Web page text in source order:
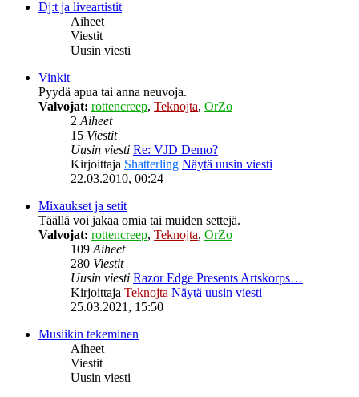
Dj:t ja liveartistit
Aiheet
Viestit
Uusin viesti
Vinkit
Pyydä apua tai anna neuvoja.
Valvojat: rottencreep, Teknojta, OrZo
2Aiheet
15 Viestit
Uusin viesti Re: VJD Demo?
Kirjoittaja Shatterling Näytä uusin viesti
22.03.2010, 00:24
Mixaukset ja setit
Täällä voi jakaa omia tai muiden settejä.
Valvojat: rottencreep, Teknojta, OrZo
109Aiheet
280 Viestit
Uusin viesti Razor Edge Presents Artskorps…
Kirjoittaja Teknojta Näytä uusin viesti
25.03.2021, 15:50
Musiikin tekeminen
Aiheet
Viestit
Uusin viesti